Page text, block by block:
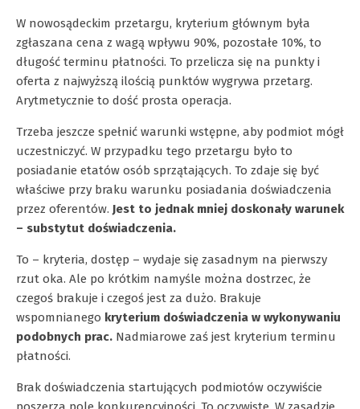
W nowosądeckim przetargu, kryterium głównym była
zgłaszana cena z wagą wpływu 90%, pozostałe 10%, to
długość terminu płatności. To przelicza się na punkty i
oferta z najwyższą ilością punktów wygrywa przetarg.
Arytmetycznie to dość prosta operacja.
Trzeba jeszcze spełnić warunki wstępne, aby podmiot mógł
uczestniczyć. W przypadku tego przetargu było to
posiadanie etatów osób sprzątających. To zdaje się być
właściwe przy braku warunku posiadania doświadczenia
przez oferentów. Jest to jednak mniej doskonały warunek
– substytut doświadczenia.
To – kryteria, dostęp – wydaje się zasadnym na pierwszy
rzut oka. Ale po krótkim namyśle można dostrzec, że
czegoś brakuje i czegoś jest za dużo. Brakuje
wspomnianego kryterium doświadczenia w wykonywaniu
podobnych prac. Nadmiarowe zaś jest kryterium terminu
płatności.
Brak doświadczenia startujących podmiotów oczywiście